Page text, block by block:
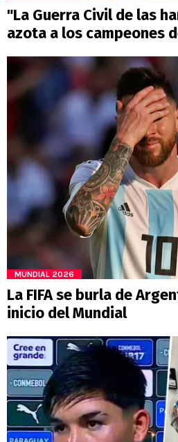
"La Guerra Civil de las
azota a los campeones
MUNDIAL 2026
La FIFA se burla de
inicio del Mundial